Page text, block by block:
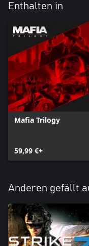
Enthalten in
Mafia Trilogy
59,99 €+
Anderen gefällt